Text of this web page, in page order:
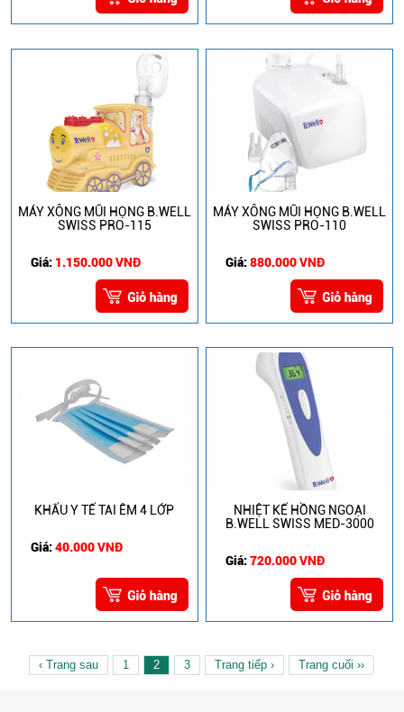
MÁY XÔNG MŨI HỌNG B.WELL
SWISS PRO-115
Giá: 1.150.000 VNĐ
MÁY XÔNG MŨI HỌNG B.WELL
SWISS PRO-110
Giá:880.000 VNĐ
KHẨU Y TẾ TAI ÊM 4 LỚP
Giá:40.000 VNĐ
NHIỆT KẾ HỒNG NGOẠI
B.WELL SWISS MED-3000
Giá:720.000 VNĐ
‹ Trang sau 1 2 3 Trang tiếp › Trang cuối ››